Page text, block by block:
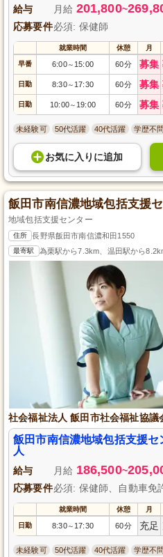
給与 月給 201,800~
応募要件必須: 保健師
就業時間 休憩 月
早番 6:00～ 15:00 60分 募集
日勤 8:30～ 17:30 60分 募集
日勤 10:00～ 19:00 60分 募集
未経験可 50代活躍 40代活躍 学歴不問
お気に入り に追加
飯田市南信濃地域包括支援
地域包括支援センター
住所 長野県飯田市南信濃和田1550
最寄駅 為栗駅から7.3km、温田駅から
社会福祉法人 飯田市社会福祉協議
飯田市南信濃地域包括支援
人
給与 月給 186,500~
応募要件必須: 保健師、自動車免
就業時間 休憩 月
日勤 8:30～ 17:30 60分 充足
未経験可 50代活躍 40代活躍 学歴不問